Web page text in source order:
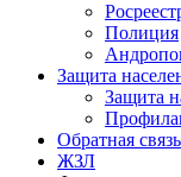
Полиция
Защита
Защита
Обратная связь
ЖЗЛ